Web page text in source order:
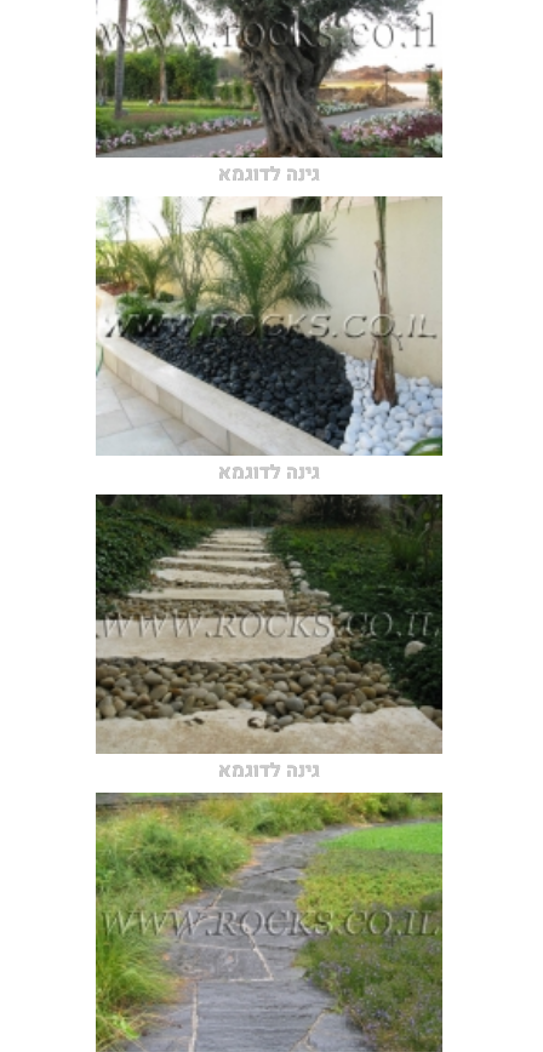
גינה לדוגמא
גינה לדוגמא
גינה לדוגמא